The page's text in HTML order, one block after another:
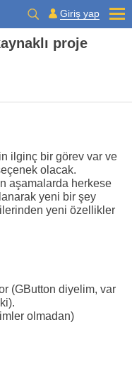
Giriş yap
proje
ilginç bir görev var ve
olacak.
aşamalarda herkese
yeni bir şey
yeni özellikler
(GButton diyelim, var
olmadan)